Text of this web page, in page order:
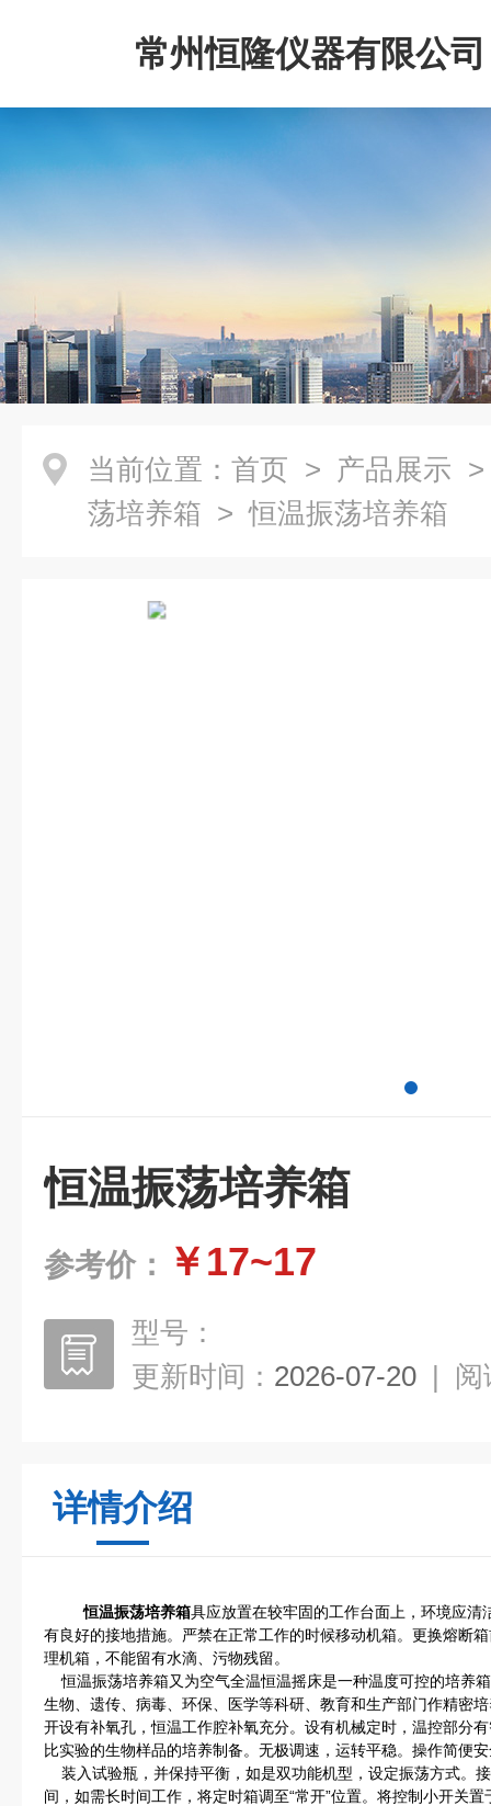
常州恒隆仪器有限公司
当前位置： 首页 > 产品展示
荡培养箱 > 恒温振荡培养箱
恒温振荡培养箱
参考价： ￥17~17
型号：
更新时间： 2026-07-20 | 阅
详情介绍
恒温振荡培养箱具应放置在较牢固的工作台面上，环境应
有良好的接地措施。严禁在正常工作的时候移动机箱。更换熔断
理机箱，不能留有水滴、污物残留。
恒温振荡培养箱又为空气全温恒温摇床是一种温度可控的培养
生物、遗传、病毒、环保、医学等科研、教育和生产部门作精密
开设有补氧孔，恒温工作腔补氧充分。设有机械定时，温控部分
比实验的生物样品的培养制备。无极调速，运转平稳。操作简便
装入试验瓶，并保持平衡，如是双功能机型，设定振荡方式。
间，如需长时间工作，将定时箱调至“常开”位置。将控制小开关